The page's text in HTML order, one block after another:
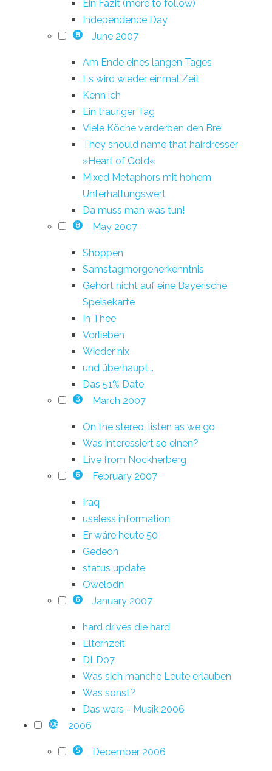
Ein Fazit (more to follow)
Independence Day
8 June 2007
Am Ende eines langen Tages
Es wird wieder einmal Zeit
Kenn ich
Ein trauriger Tag
Viele Köche verderben den Brei
They should name that hairdresser
»Heart of Gold«
Mixed Metaphors mit hohem
Unterhaltungswert
Da muss man was tun!
8 May 2007
Shoppen
Samstagmorgenerkenntnis
Gehört nicht auf eine Bayerische
Speisekarte
In Thee
Vorlieben
Wieder nix
und überhaupt...
Das 51% Date
3 March 2007
On the stereo, listen as we go
Was interessiert so einen?
Live from Nockherberg
6 February 2007
Iraq
useless information
Er wäre heute 50
Gedeon
status update
Owelodn
6 January 2007
hard drives die hard
Elternzeit
DLD07
Was sich manche Leute erlauben
Was sonst?
Das wars - Musik 2006
108 2006
5 December 2006